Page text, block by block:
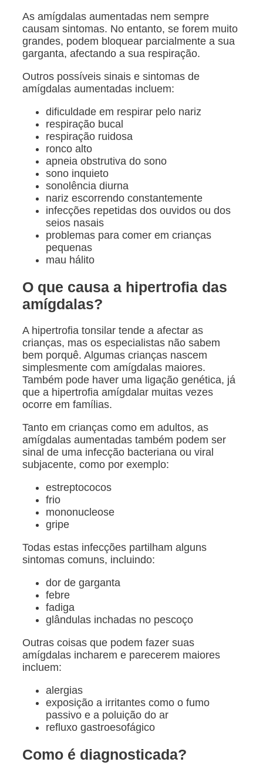
As amígdalas aumentadas nem sempre
causam sintomas. No entanto, se forem muito
grandes, podem bloquear parcialmente a sua
garganta, afectando a sua respiração.
Outros possíveis sinais e sintomas de
amígdalas aumentadas incluem:
dificuldade em respirar pelo nariz
respiração bucal
respiração ruidosa
ronco alto
apneia obstrutiva do sono
sono inquieto
sonolência diurna
nariz escorrendo constantemente
infecções repetidas dos ouvidos ou dos
seios nasais
problemas para comer em crianças
pequenas
mau hálito
O que causa a hipertrofia das
amígdalas?
A hipertrofia tonsilar tende a afectar as
crianças, mas os especialistas não sabem
bem porquê. Algumas crianças nascem
simplesmente com amígdalas maiores.
Também pode haver uma ligação genética, já
que a hipertrofia amígdalar muitas vezes
ocorre em famílias.
Tanto em crianças como em adultos, as
amígdalas aumentadas também podem ser
sinal de uma infecção bacteriana ou viral
subjacente, como por exemplo:
estreptococos
frio
mononucleose
gripe
Todas estas infecções partilham alguns
sintomas comuns, incluindo:
dor de garganta
febre
fadiga
glândulas inchadas no pescoço
Outras coisas que podem fazer suas
amígdalas incharem e parecerem maiores
incluem:
alergias
exposição a irritantes como o fumo
passivo e a poluição do ar
refluxo gastroesofágico
Como é diagnosticada?